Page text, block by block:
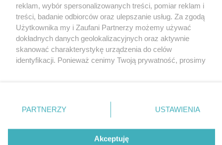
Taxi
REKLAMA
Banery i artykuły
Reklama wideo
Copyright 2010-2026 OstrowMaz24.pl. Realizacja:PRO-
Współpraca serwis
reklam, wybór spersonalizowanych treści, pomiar reklam i
treści, badanie odbiorców oraz ulepszanie usług. Za zgodą
Użytkownika my i Zaufani Partnerzy możemy używać
dokładnych danych geolokalizacyjnych oraz aktywnie
skanować charakterystykę urządzenia do celów
identyfikacji. Ponieważ cenimy Twoją prywatność, prosimy
prywatności znajdujący się w lewym dolnym rogu strony
. Niektóre rodzaje przetwarzania danych nie wymagają
zgody użytkownika, ale masz prawo sprzeciwić się
takiemu przetwarzaniu. Preferencje będą miały
PARTNERZY USTAWIENIA
Akceptuję